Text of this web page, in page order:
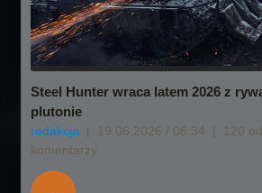
Steel Hunter wraca latem 2026 z
plutonie
redakcja | 19.06.2026 / 08:34 | 120
komentarzy